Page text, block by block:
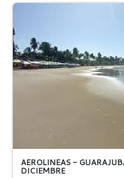
AEROLINEAS -
DICIEMBRE